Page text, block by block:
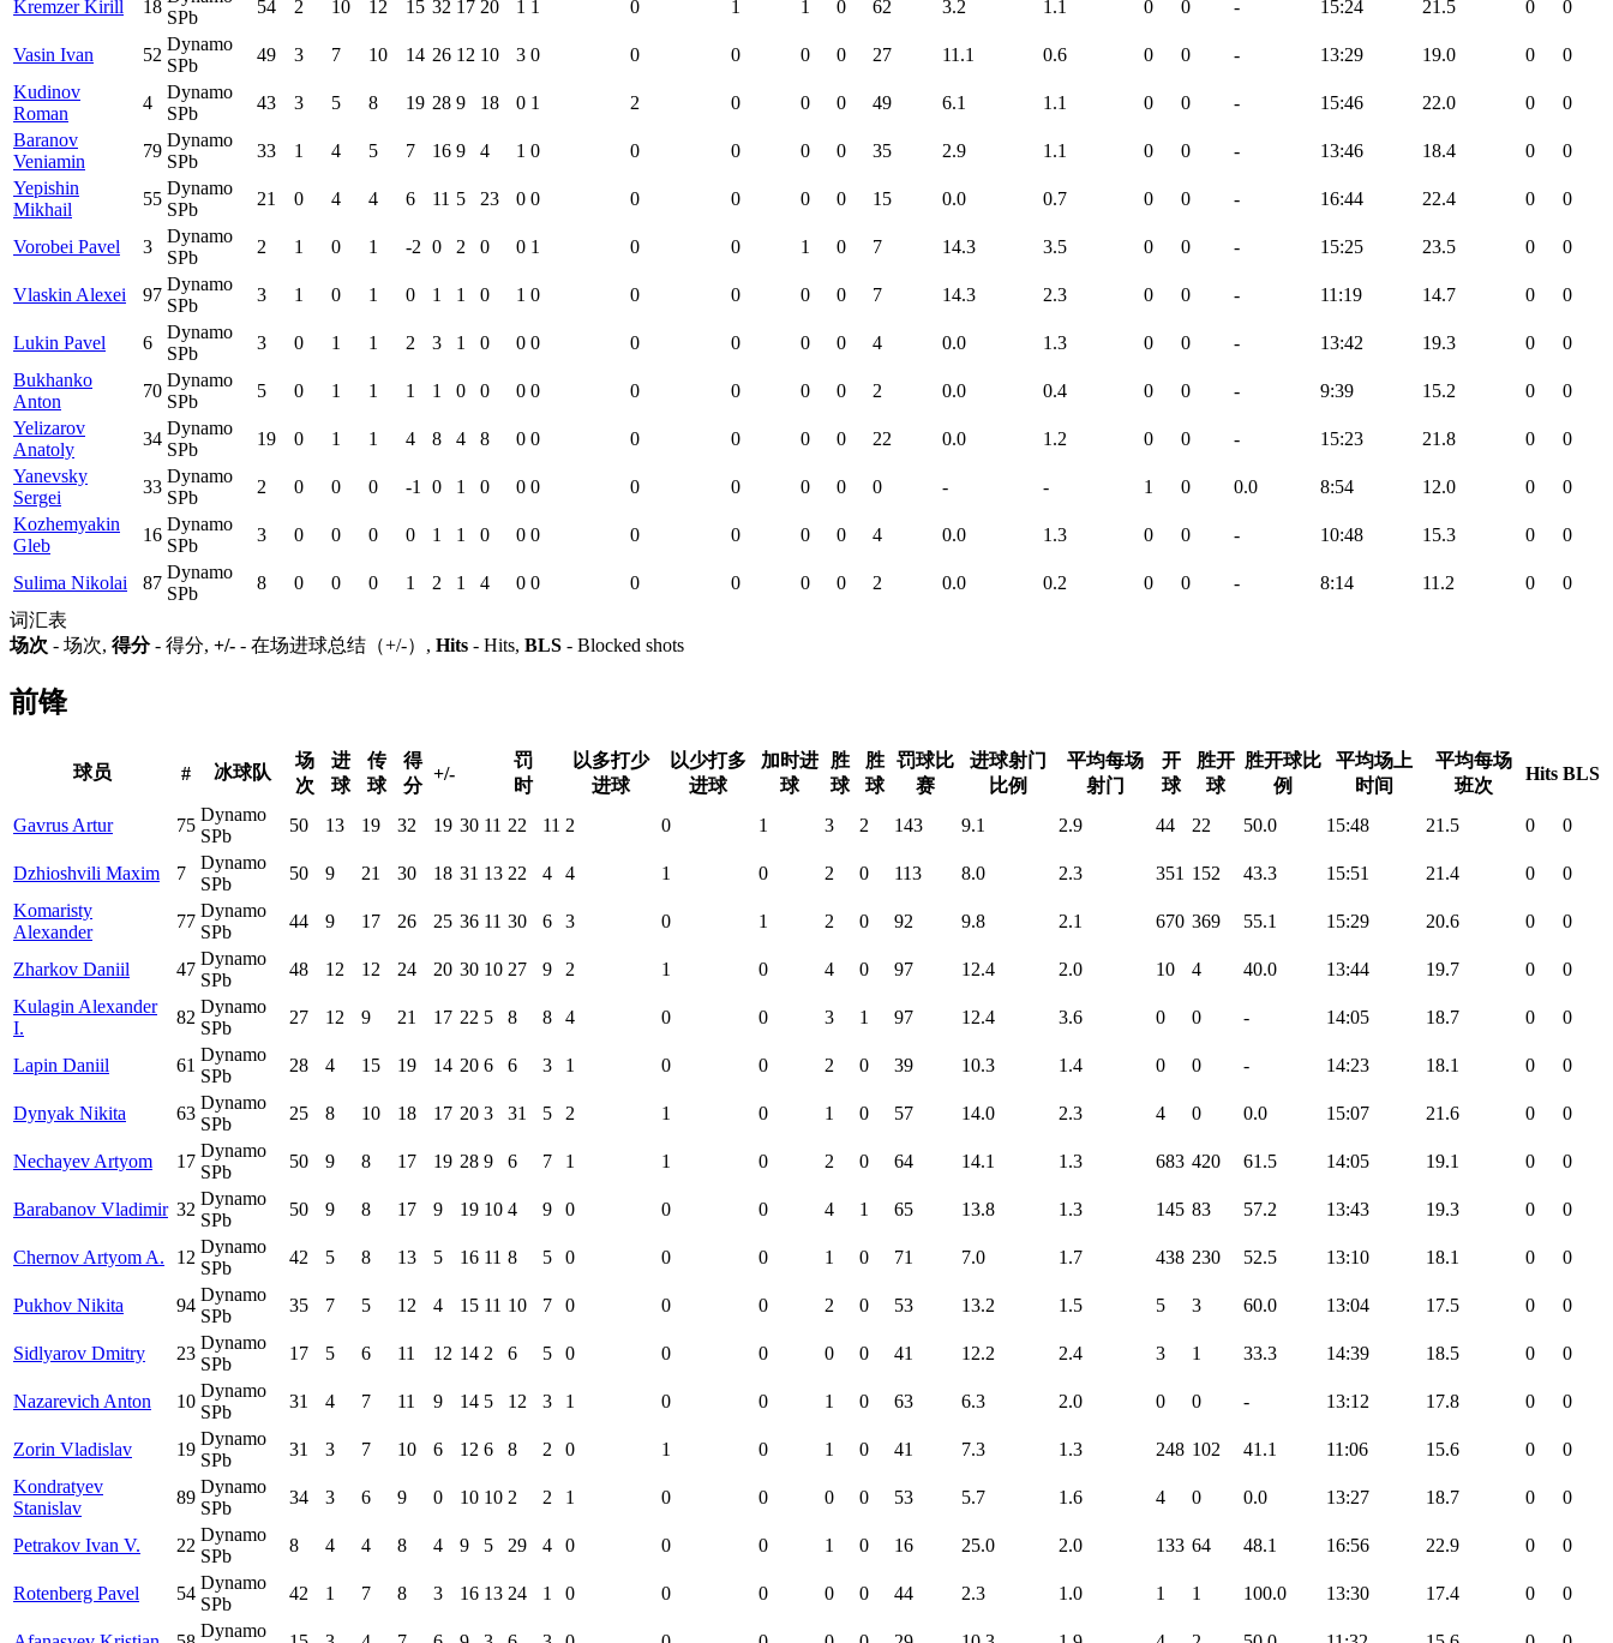
Kremzer Kirill 18
SPb
54 2 10 12 15 32 17 20 1 1 0 1 1 0 62 3.2 1.1 0 0 - 15:24 21.5 0 0
Vasin Ivan 52
Dynamo
SPb
49 3 7 10 14 26 12 10 3 0 0 0 0 0 27 11.1 0.6 0 0 - 13:29 19.0 0
0
Kudinov
Roman
4
Dynamo
SPb
43 3 5 8 19 28 9 18 0 1 2 0 0 0 49 6.1 1.1 0 0 - 15:46 22.0 0
0
Baranov
Veniamin
79
Dynamo
SPb
33 1 4 5 7 16 9 4 1 0 0 0 0 0 35 2.9 1.1 0 0 - 13:46 18.4 0
0
Yepishin
Mikhail
55
Dynamo
SPb
21 0 4 4 6 11 5 23 0 0 0 0 0 0 15 0.0 0.7 0 0 - 16:44 22.4 0 0
Vorobei Pavel 3
Dynamo
SPb
2 1 0 1 -2 0 2 0 0 1 0 0 1 0 7 14.3 3.5 0 0 - 15:25 23.5 0 0
Vlaskin Alexei 97
Dynamo
SPb
3 1 0 1 0 1 1 0 1 0 0 0 0 0 7 14.3 2.3 0 0 - 11:19 14.7 0 0
Lukin Pavel 6
Dynamo
SPb
3 0 1 1 2 3 1 0 0 0 0 0 0 0 4 0.0 1.3 0 0 - 13:42 19.3 0
0
Bukhanko
Anton
70
Dynamo
SPb
5 0 1 1 1 1 0 0 0 0 0 0 0 0 2 0.0 0.4 0 0 - 9:39 15.2 0
0
Yelizarov
Anatoly
34
Dynamo
SPb
19 0 1 1 4 8 4 8 0 0 0 0 0 0 22 0.0 1.2 0 0 - 15:23 21.8 0
0
Yanevsky
Sergei
33
Dynamo
SPb
2 0 0 0 -1 0 1 0 0 0 0 0 0 0 0 - - 1 0 0.0 8:54 12.0 0
0
Kozhemyakin
Gleb
16
Dynamo
SPb
3 0 0 0 0 1 1 0 0 0 0 0 0 0 4 0.0 1.3 0 0 - 10:48 15.3 0 0
Sulima Nikolai 87
Dynamo
SPb
8 0 0 0 1 2 1 4 0 0 0 0 0 0 2 0.0 0.2 0 0 - 8:14 11.2 0
0
词汇表
场次 - 场次, 得分- 得分, +/- - 在场进球总结（+/-）, Hits - Hits, BLS - Blocked shots
前锋
球员 # 冰球队
场
次
进
球
传
球
得
分
+/-
罚
时
以多打少
进球
以少打多
进球
加时进
球
胜
球
胜
球
罚球比
赛
进球射门
比例
平均每场
射门
开
球
胜开
球
胜开球比
例
平均场上
时间
平均每场
班次
Hits BLS
Gavrus Artur 75
Dynamo
SPb
50 13 19 32 19 30 11 22 11 2 0 1 3 2 143 9.1 2.9 44 22 50.0 15:48 21.5 0 0
Dzhioshvili Maxim 7
Dynamo
SPb
50 9 21 30 18 31 13 22 4 4 1 0 2 0 113 8.0 2.3 351 152 43.3 15:51 21.4 0
0
Komaristy
Alexander
77
Dynamo
SPb
44 9 17 26 25 36 11 30 6 3 0 1 2 0 92 9.8 2.1 670 369 55.1 15:29 20.6 0 0
Zharkov Daniil 47
Dynamo
SPb
48 12 12 24 20 30 10 27 9 2 1 0 4 0 97 12.4 2.0 10 4 40.0 13:44 19.7 0
0
Kulagin Alexander
I.
82
Dynamo
SPb
27 12 9 21 17 22 5 8 8 4 0 0 3 1 97 12.4 3.6 0 0 - 14:05 18.7 0 0
Lapin Daniil 61
Dynamo
SPb
28 4 15 19 14 20 6 6 3 1 0 0 2 0 39 10.3 1.4 0 0 - 14:23 18.1 0 0
Dynyak Nikita 63
Dynamo
SPb
25 8 10 18 17 20 3 31 5 2 1 0 1 0 57 14.0 2.3 4 0 0.0 15:07 21.6 0 0
Nechayev Artyom 17
Dynamo
SPb
50 9 8 17 19 28 9 6 7 1 1 0 2 0 64 14.1 1.3 683 420 61.5 14:05 19.1 0 0
Barabanov Vladimir 32
Dynamo
SPb
50 9 8 17 9 19 10 4 9 0 0 0 4 1 65 13.8 1.3 145 83 57.2 13:43 19.3 0 0
Chernov Artyom A. 12
Dynamo
SPb
42 5 8 13 5 16 11 8 5 0 0 0 1 0 71 7.0 1.7 438 230 52.5 13:10 18.1 0 0
Pukhov Nikita 94
Dynamo
SPb
35 7 5 12 4 15 11 10 7 0 0 0 2 0 53 13.2 1.5 5 3 60.0 13:04 17.5 0 0
Sidlyarov Dmitry 23
Dynamo
SPb
17 5 6 11 12 14 2 6 5 0 0 0 0 0 41 12.2 2.4 3 1 33.3 14:39 18.5 0 0
Nazarevich Anton 10
Dynamo
SPb
31 4 7 11 9 14 5 12 3 1 0 0 1 0 63 6.3 2.0 0 0 - 13:12 17.8 0 0
Zorin Vladislav 19
Dynamo
SPb
31 3 7 10 6 12 6 8 2 0 1 0 1 0 41 7.3 1.3 248 102 41.1 11:06 15.6 0
0
Kondratyev
Stanislav
89
Dynamo
SPb
34 3 6 9 0 10 10 2 2 1 0 0 0 0 53 5.7 1.6 4 0 0.0 13:27 18.7 0 0
Petrakov Ivan V. 22
Dynamo
SPb
8 4 4 8 4 9 5 29 4 0 0 0 1 0 16 25.0 2.0 133 64 48.1 16:56 22.9 0 0
Rotenberg Pavel 54
Dynamo
SPb
42 1 7 8 3 16 13 24 1 0 0 0 0 0 44 2.3 1.0 1 1 100.0 13:30 17.4 0 0
Dynamo